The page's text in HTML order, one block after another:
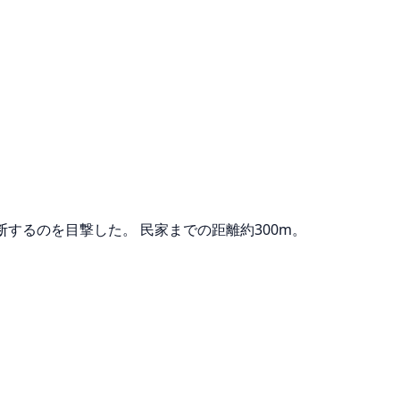
るのを目撃した。 民家までの距離約300m。